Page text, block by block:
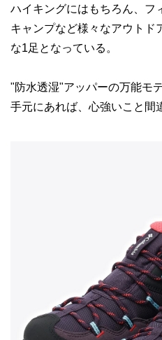
ハイキングにはもちろん、フ
キャンプなど様々なアウトド
な1足となっている。
"防水透湿"アッパーの万能モデ
手元にあれば、心強いこと間